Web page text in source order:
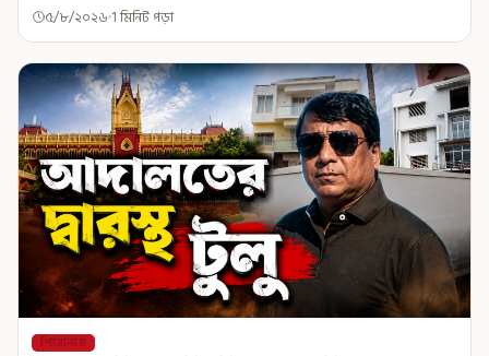
৫/৮/২০২৬ 1 মিনিট পড়া
শিরোনাম